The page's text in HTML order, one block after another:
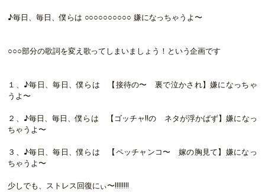
♪毎日、毎日、僕らは ○○○○○○○○○○ 嫌になっちゃうよ〜
○○○部分の歌詞を変え歌ってしまいましょう！という企画です
１、♪毎日、毎日、僕らは 【接待の〜 裏で泣かされ】嫌になっちゃ
うよ〜
２、♪毎日、毎日、僕らは 【ゴッチャ!!の ネタが浮かばず】嫌になっ
ちゃうよ〜
３、♪毎日、毎日、僕らは 【ペッチャンコ〜 嫁の胸見て】嫌になっ
ちゃうよ〜
少しでも、ストレス回復にぃ〜!!!!!!!!